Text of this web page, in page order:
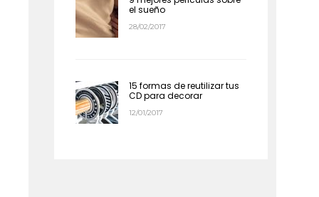
el sueño
28/02/2017
15 formas de reutilizar tus
CD para decorar
12/01/2017